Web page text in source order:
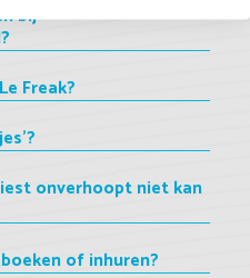
bij
Freak?
onverhoopt niet kan
of inhuren?